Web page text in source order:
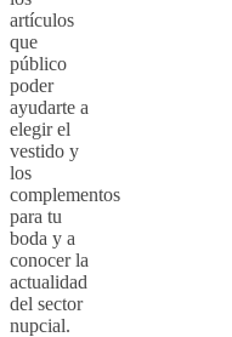
artículos
que
público
poder
ayudarte a
elegir el
vestido y
los
complementos
para tu
boda y a
conocer la
actualidad
del sector
nupcial.